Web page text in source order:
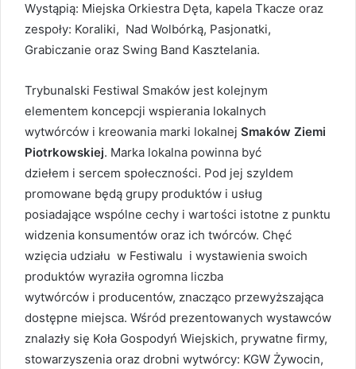
Wystąpią: Miejska Orkiestra Dęta, kapela Tkacze oraz
zespoły: Koraliki, Nad Wolbórką, Pasjonatki,
Grabiczanie oraz Swing Band Kasztelania.
Trybunalski Festiwal Smaków jest kolejnym
elementem koncepcji wspierania lokalnych
wytwórców i kreowania marki lokalnej Smaków Ziemi
Piotrkowskiej. Marka lokalna powinna być
dziełem i sercem społeczności. Pod jej szyldem
promowane będą grupy produktów i usług
posiadające wspólne cechy i wartości istotne z punktu
widzenia konsumentów oraz ich twórców. Chęć
wzięcia udziału w Festiwalu i wystawienia swoich
produktów wyraziła ogromna liczba
wytwórców i producentów, znacząco przewyższająca
dostępne miejsca. Wśród prezentowanych wystawców
znalazły się Koła Gospodyń Wiejskich, prywatne firmy,
stowarzyszenia oraz drobni wytwórcy: KGW Żywocin,